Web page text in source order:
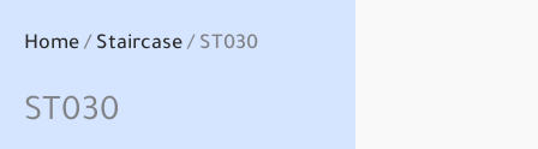
Home / Staircase / ST030
ST030